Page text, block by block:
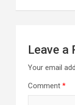
Leave a
Your email
Comment *